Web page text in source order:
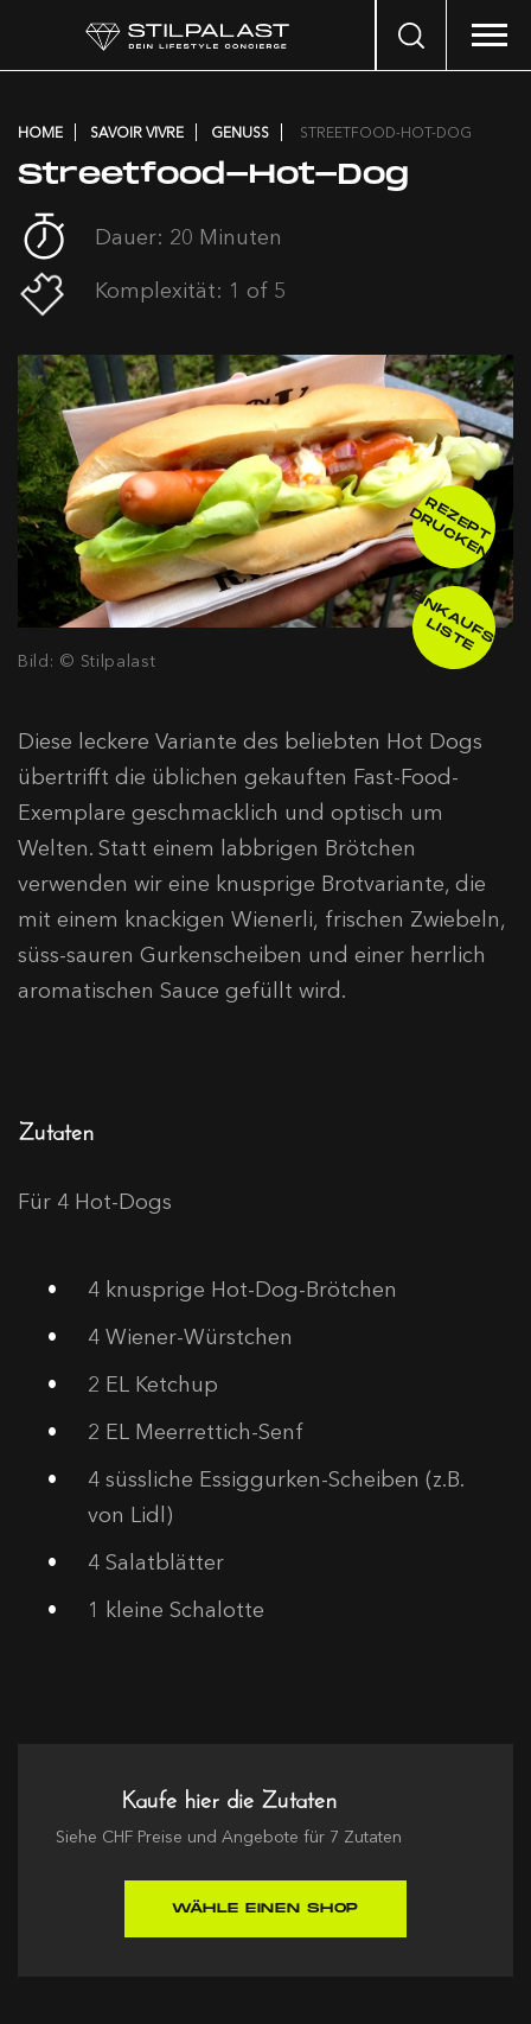
Search
HOME SAVOIR VIVRE GENUSS STREETFOOD-HOT-DOG
Streetfood-Hot-Dog
Dauer: 20 Minuten
Komplexität: 1 of 5
Bild: © Stilpalast
R
E
Z
E
P
T
D
R
U
C
K
E
N
E
IN
K
A
U
F
S
-
L
IS
T
E
Diese leckere Variante des beliebten Hot Dogs
übertrifft die üblichen gekauften Fast-Food-
Exemplare geschmacklich und optisch um
Welten. Statt einem labbrigen Brötchen
verwenden wir eine knusprige Brotvariante, die
mit einem knackigen Wienerli, frischen Zwiebeln,
süss-sauren Gurkenscheiben und einer herrlich
aromatischen Sauce gefüllt wird.
Zutaten
Für 4 Hot-Dogs
4 knusprige Hot-Dog-Brötchen
4 Wiener-Würstchen
2 EL Ketchup
2 EL Meerrettich-Senf
4 süssliche Essiggurken-Scheiben (z.B.
von Lidl)
4 Salatblätter
1 kleine Schalotte
Kaufe hier die Zutaten
Siehe CHF Preise und Angebote für 7 Zutaten
WÄHLE EINEN SHOP